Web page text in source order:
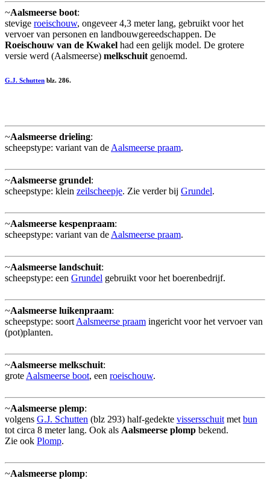
~Aalsmeerse boot:
stevige roeischouw, ongeveer 4,3 meter lang, gebruikt voor het
vervoer van personen en landbouwgereedschappen. De
Roeischouw van de Kwakel had een gelijk model. De grotere
versie werd (Aalsmeerse) melkschuit genoemd.
G.J. Schutten blz. 286.
~Aalsmeerse drieling:
scheepstype: variant van de Aalsmeerse praam.
~Aalsmeerse grundel:
scheepstype: klein zeilscheepje. Zie verder bij Grundel.
~Aalsmeerse kespenpraam:
scheepstype: variant van de Aalsmeerse praam.
~Aalsmeerse landschuit:
scheepstype: een Grundel gebruikt voor het boerenbedrijf.
~Aalsmeerse luikenpraam:
scheepstype: soort Aalsmeerse praam ingericht voor het vervoer van
(pot)planten.
~Aalsmeerse melkschuit:
grote Aalsmeerse boot, een roeischouw.
~Aalsmeerse plemp:
volgens G.J. Schutten (blz 293) half-gedekte vissersschuit met bun
tot circa 8 meter lang. Ook als Aalsmeerse plomp bekend.
Zie ook Plomp.
~Aalsmeerse plomp: